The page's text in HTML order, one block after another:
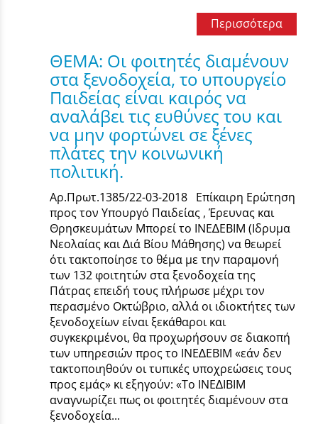
Περισσότερα
ΘΕΜΑ: Οι φοιτητές διαµένουν
στα ξενοδοχεία, το υπουργείο
Παιδείας είναι καιρός να
αναλάβει τις ευθύνες του και
να μην φορτώνει σε ξένες
πλάτες την κοινωνική
πολιτική.
Αρ.Πρωτ.1385/22-03-2018 Επίκαιρη Ερώτηση
προς τον Υπουργό Παιδείας , Έρευνας και
Θρησκευμάτων Μπορεί το ΙΝΕ∆ΕΒΙΜ (Ιδρυµα
Νεολαίας και ∆ιά Βίου Μάθησης) να θεωρεί
ότι τακτοποίησε το θέµα µε την παραµονή
των 132 φοιτητών στα ξενοδοχεία της
Πάτρας επειδή τους πλήρωσε µέχρι τον
περασµένο Οκτώβριο, αλλά οι ιδιοκτήτες των
ξενοδοχείων είναι ξεκάθαροι και
συγκεκριµένοι, θα προχωρήσουν σε διακοπή
των υπηρεσιών προς το ΙΝΕ∆ΕΒΙΜ «εάν δεν
τακτοποιηθούν οι τυπικές υποχρεώσεις τους
προς εµάς» κι εξηγούν: «Το ΙΝΕ∆ΙΒΙΜ
αναγνωρίζει πως οι φοιτητές διαµένουν στα
ξενοδοχεία...